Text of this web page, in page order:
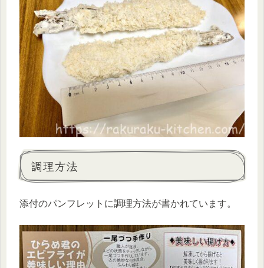
調理方法
添付のパンフレットに調理方法が書かれています。